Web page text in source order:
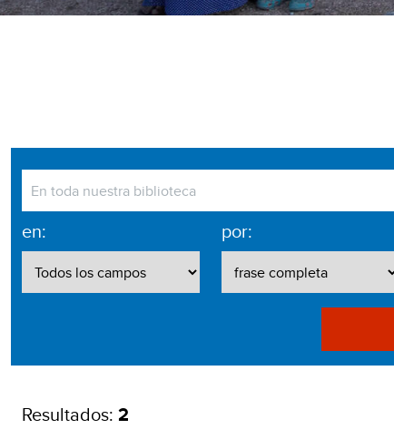
en: por:
Resultados: 2